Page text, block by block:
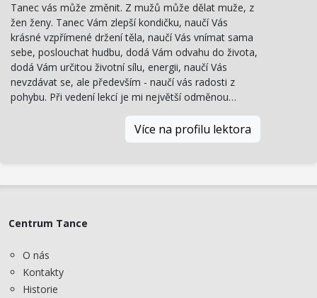
Tanec vás může změnit. Z mužů může dělat muže, z
žen ženy. Tanec Vám zlepší kondičku, naučí Vás
krásné vzpřímené držení těla, naučí Vás vnímat sama
sebe, poslouchat hudbu, dodá Vám odvahu do života,
dodá Vám určitou životní sílu, energii, naučí Vás
nevzdávat se, ale především - naučí vás radosti z
pohybu. Při vedení lekcí je mi největší odměnou…
Více na profilu lektora
Centrum Tance
O nás
Kontakty
Historie